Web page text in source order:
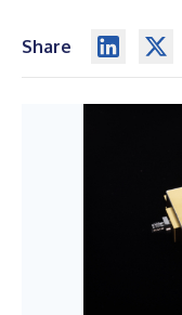
Share